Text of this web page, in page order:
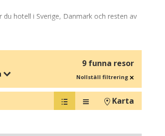
hotell i Sverige, Danmark och resten av
leka och utforska naturen.
och Österrike, eller upplev
så att du enkelt kan kombinera
9 funna resor
Nollställ filtrering
Karta